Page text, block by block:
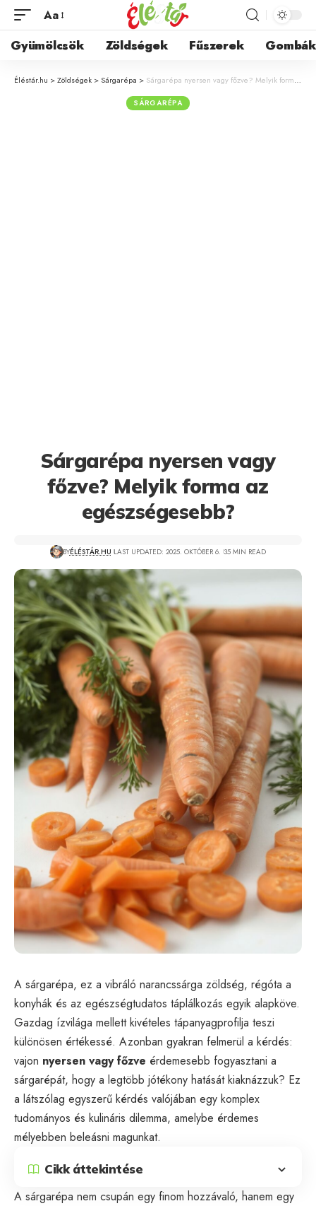
Aa
Gyümölcsök Zöldségek Fűszerek Gombák
Éléstár.hu >Zöldségek > Sárgarépa > Sárgarépa nyersen vagy főzve? Melyik forma az egészségesebb?
SÁRGARÉPA
Sárgarépa nyersen vagy
főzve? Melyik forma az
egészségesebb?
BYÉLÉSTÁR.HU LAST UPDATED: 2025. OKTÓBER 6. 35 MIN READ
A sárgarépa, ez a vibráló narancssárga zöldség, régóta a
konyhák és az egészségtudatos táplálkozás egyik alapköve.
Gazdag ízvilága mellett kivételes tápanyagprofilja teszi
különösen értékessé. Azonban gyakran felmerül a kérdés:
vajon nyersen vagy főzve érdemesebb fogyasztani a
sárgarépát, hogy a legtöbb jótékony hatását kiaknázzuk? Ez
a látszólag egyszerű kérdés valójában egy komplex
tudományos és kulináris dilemma, amelybe érdemes
mélyebben beleásni magunkat.
Cikk áttekintése
A sárgarépa nem csupán egy finom hozzávaló, hanem egy